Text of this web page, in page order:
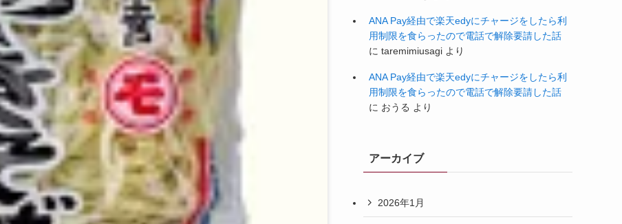
ANA Pay経由で楽天edyにチャージをしたら利
用制限を食らったので電話で解除要請した話
に taremimiusagi より
ANA Pay経由で楽天edyにチャージをしたら利
用制限を食らったので電話で解除要請した話
に おうる より
アーカイブ
2026年1月